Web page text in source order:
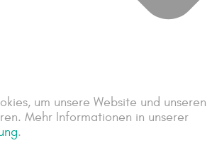
um unsere Website und unseren
Mehr Informationen in unserer
.